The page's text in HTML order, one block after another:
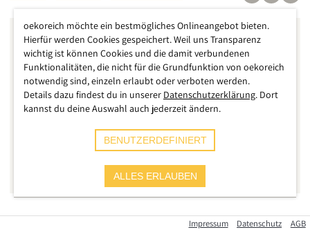
Nachdem seit vielen Wochen eine außergewöhnliche Dürre in
Impressum Datenschutz AGB
oekoreich möchte ein bestmögliches Onlineangebot bieten.
Hierfür werden Cookies gespeichert. Weil uns Transparenz
wichtig ist können Cookies und die damit verbundenen
Funktionalitäten, die nicht für die Grundfunktion von oekoreich
notwendig sind, einzeln erlaubt oder verboten werden.
Details dazu findest du in unserer Datenschutzerklärung. Dort
kannst du deine Auswahl auch jederzeit ändern.
BENUTZERDEFINIERT
ALLES ERLAUBEN